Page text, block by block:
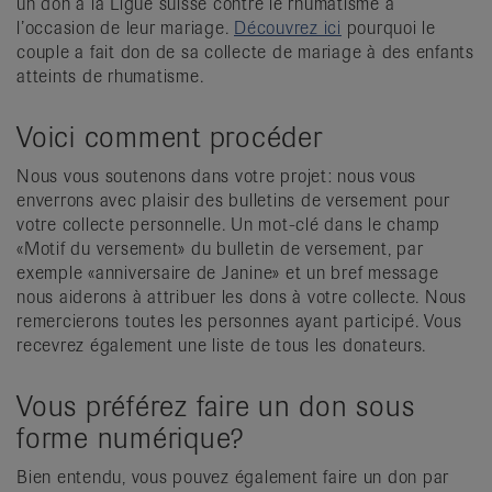
l’occasion de leur mariage. Découvrez ici pourquoi le
couple a fait don de sa collecte de mariage à des enfants
atteints de rhumatisme.
Voici comment procéder
Nous vous soutenons dans votre projet: nous vous
enverrons avec plaisir des bulletins de versement pour
votre collecte personnelle. Un mot-clé dans le champ
«Motif du versement» du bulletin de versement, par
exemple «anniversaire de Janine» et un bref message
nous aiderons à attribuer les dons à votre collecte. Nous
remercierons toutes les personnes ayant participé. Vous
recevrez également une liste de tous les donateurs.
Vous préférez faire un don sous
forme numérique?
Bien entendu, vous pouvez également faire un don par